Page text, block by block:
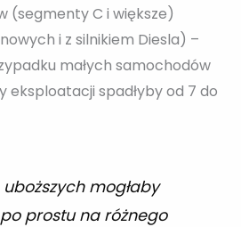
(segmenty C i większe)
i z silnikiem Diesla) –
małych samochodów
eksploatacji spadłyby od 7 do
mogłaby
prostu na różnego